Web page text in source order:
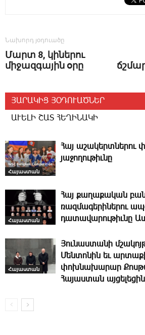
Նախորդ յօդուածը
Մարտ 8, կիներու
միջազգային օրը
ՅԱՐԱԿԻՑ ՅՕԴՈՒԱԾՆԵՐ
ԱՒԵԼԻ ՇԱՏ ՀԵՂԻՆԱԿԻ
Հայաստան
­Հայ ա­շա­կերտ­նե­րու
յաջողութիւնը
Հայաստան
­Հայ քաղաքական
ռազմագերիներու
դատավարութիւնը
Հայաստան
­Յունաստանի
Մենտոնին եւ
փոխնախարար
Հայաստան այ­ցե­լեցին